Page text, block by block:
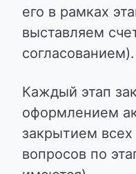
его в рамках
выставляем
согласованием).
Каждый этап
оформлением
закрытием
вопросов по